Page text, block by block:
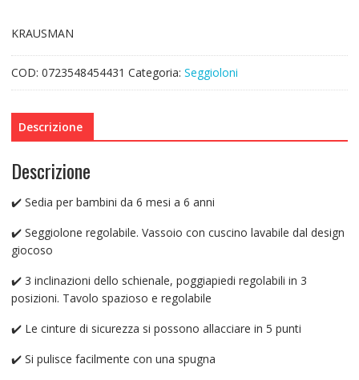
KRAUSMAN
COD: 0723548454431 Categoria: Seggioloni
Descrizione
Descrizione
✔️ Sedia per bambini da 6 mesi a 6 anni
✔️ Seggiolone regolabile. Vassoio con cuscino lavabile dal design
giocoso
✔️ 3 inclinazioni dello schienale, poggiapiedi regolabili in 3
posizioni. Tavolo spazioso e regolabile
✔️ Le cinture di sicurezza si possono allacciare in 5 punti
✔️ Si pulisce facilmente con una spugna